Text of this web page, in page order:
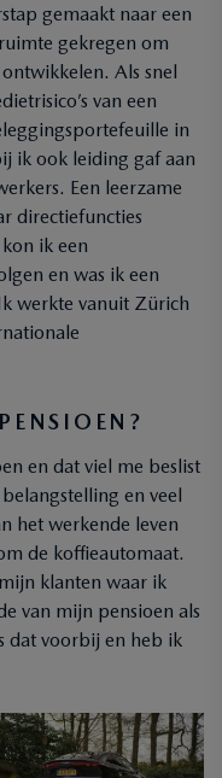
gemaakt naar een
gekregen om
Als snel
van een
in
ik ook leiding gaf aan
Een leerzame
directiefuncties
ik een
en was ik een
werkte vanuit Zürich
en dat viel me beslist
en veel
het werkende leven
de koffieautomaat.
klanten waar ik
van mijn pensioen als
dat voorbij en heb ik